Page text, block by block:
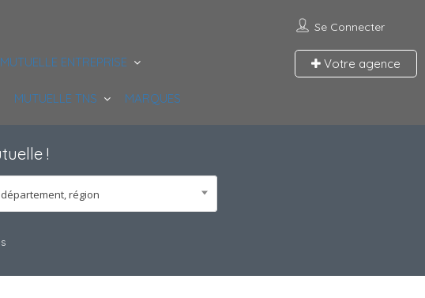
Se Connecter
Votre agence
MUTUELLE ENTREPRISE
MUTUELLE TNS MARQUES
!
région